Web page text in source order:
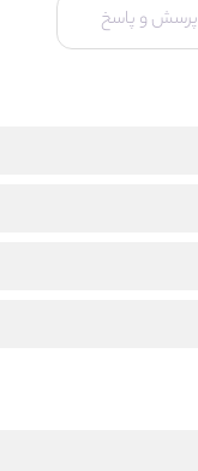
پرسش و پاسخ